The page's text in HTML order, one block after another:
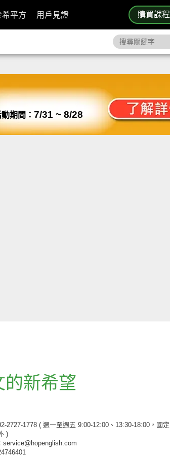
購買課程
希平方 用戶見證
期間： 7/31 ~ 8/28
的新希望
2727-1778 ( 週一至週五 9:00-12:00、13:30-18:00，國定
)
service@hopenglish.com